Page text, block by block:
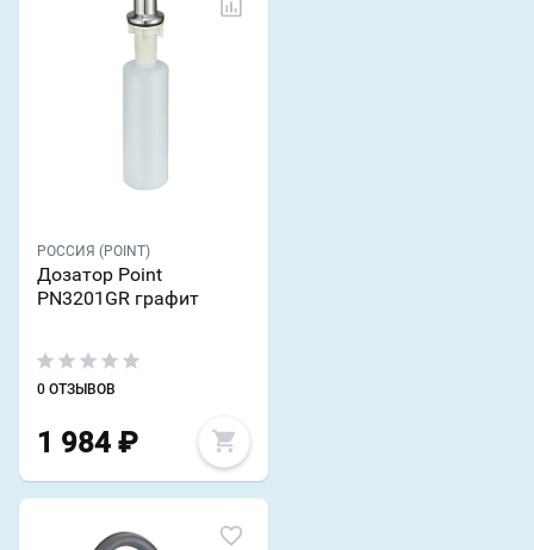
РОССИЯ (POINT)
Дозатор Point
PN3201GR графит
0 ОТЗЫВОВ
1 984 ₽